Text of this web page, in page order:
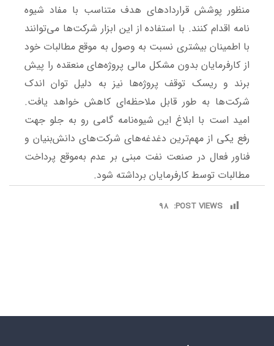
منظور پوشش قراردادهای هدف متناسب با مفاد شیوه
نامه اقدام کنند. با استفاده از این ابزار شرکت‌ها می‌توانند
با اطمینان بیشتری نسبت به وصول به موقع مطالبات خود
از کارفرمایان بدون مشکل مالی پروژه‌های منعقده را پیش
‌برند و ریسک توقف پروژه‌ها نیز به دلیل توان اندک
شرکت‌ها به طور قابل ملاحظه‌ای کاهش خواهد یافت.
امید است با ابلاغ این شیوه‌نامه گامی رو به جلو جهت
رفع یکی از مهم‌ترین دغدغه‌های شرکت‌های دانش‌بنیان و
فناور فعال در صنعت نفت مبنی بر عدم به‌موقع پرداخت
مطالبات توسط کارفرمایان برداشته شود.
POST VIEWS:
98